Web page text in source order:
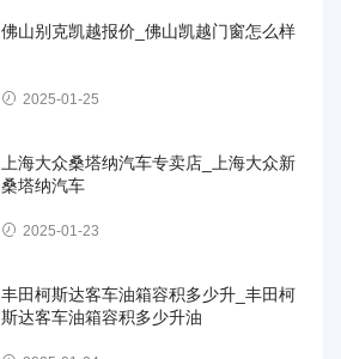
佛山别克凯越报价_佛山凯越门窗怎么样
2025-01-25
上海大众桑塔纳汽车专卖店_上海大众新
桑塔纳汽车
2025-01-23
丰田柯斯达客车油箱容积多少升_丰田柯
斯达客车油箱容积多少升油